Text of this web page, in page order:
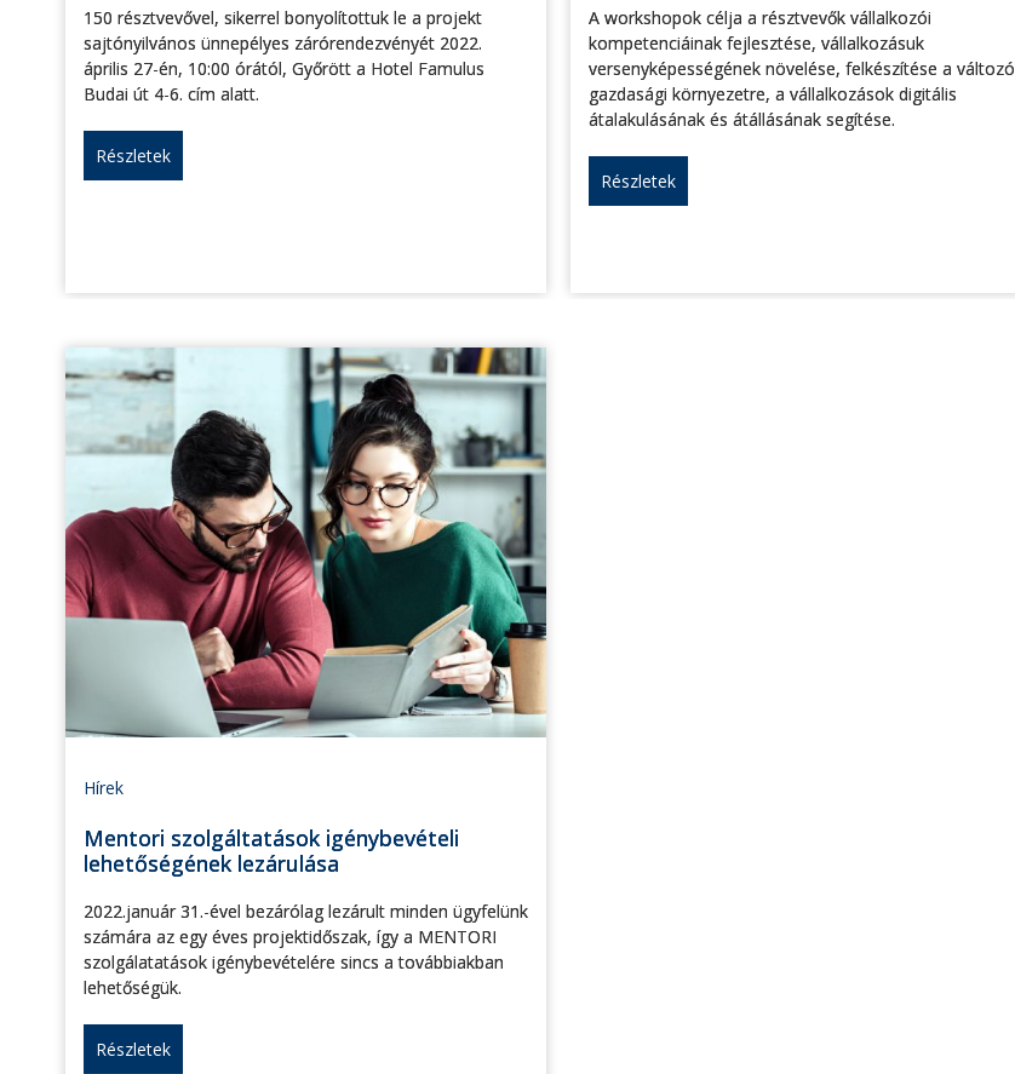
150 résztvevővel, sikerrel bonyolítottuk le a projekt
sajtónyilvános ünnepélyes zárórendezvényét 2022.
április 27-én, 10:00 órától, Győrött a Hotel Famulus
Budai út 4-6. cím alatt.
Részletek
A workshopok célja a résztvevők vállalkozói
kompetenciáinak fejlesztése, vállalkozásuk
versenyképességének növelése, felkészítése a változó
gazdasági környezetre, a vállalkozások digitális
átalakulásának és átállásának segítése.
Részletek
Hírek
Mentori szolgáltatások igénybevételi
lehetőségének lezárulása
2022.január 31.-ével bezárólag lezárult minden ügyfelünk
számára az egy éves projektidőszak, így a MENTORI
szolgálatatások igénybevételére sincs a továbbiakban
lehetőségük.
Részletek